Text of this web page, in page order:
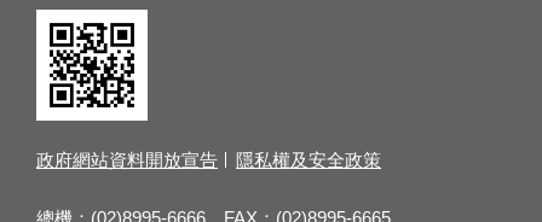
政府網站資料開放宣告 隱私權及安全政策
總機：(02)8995-6666 FAX：(02)8995-6665